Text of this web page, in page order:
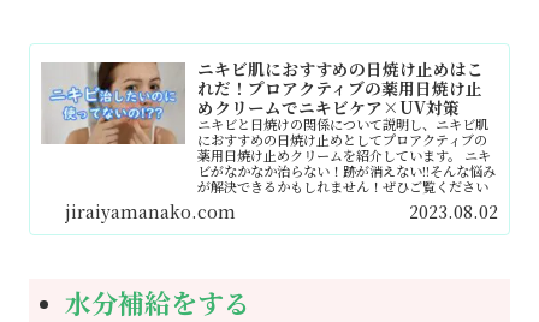
ニキビ肌におすすめの日焼け止めはこ
れだ！プロアクティブの薬用日焼け止
めクリームでニキビケア×UV対策
ニキビと日焼けの関係について説明し、ニキビ肌
におすすめの日焼け止めとしてプロアクティブの
薬用日焼け止めクリームを紹介しています。 ニキ
ビがなかなか治らない！跡が消えない!!そんな悩み
が解決できるかもしれません！ぜひご覧ください
jiraiyamanako.com 2023.08.02
水分補給をする